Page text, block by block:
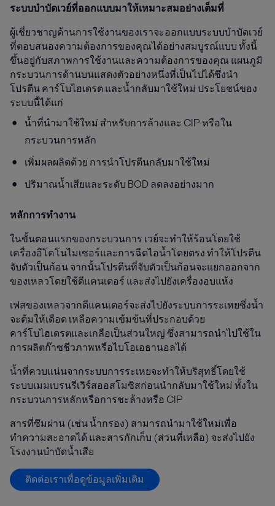
ระบบบำบัดเวย์ที่ออกแบบมาให้เหมาะสมอย่างเต็มที่
ผู้เชี่ยวชาญด้านการใช้งานของเราจะออกแบบระบบบำบัดเวย์
ที่ตอบสนองความต้องการของคุณได้อย่างสมบูรณ์แบบ ทั้งนี้
ขึ้นอยู่กับสภาพการใช้งานและความต้องการของคุณ แผนภูมิ
กระบวนการด้านบนแสดงตัวอย่างหนึ่งที่เป็นไปได้ซึ่งนำ
โปรตีน คาร์โบไฮเดรต และน้ำกลับมาใช้ใหม่ ประโยชน์ของ
ระบบนี้ได้แก่
น้ำที่นำมาใช้ใหม่ สำหรับการล้างและ CIP หรือใน
กระบวนการหลัก
เพิ่มผลผลิตด้วย การนำโปรตีนกลับมาใช้ใหม่
ปริมาณน้ำเสียและระดับ BOD ลดลงอย่างมาก
หลักการทำงาน
ในขั้นตอนแรกของกระบวนการ เวย์จะทำให้ร้อนโดยใช้
เครื่องอีโคโนไมเซอร์และการฉีดไอน้ำโดยตรง ทำให้โปรตีน
จับตัวเป็นก้อน จากนั้นโปรตีนที่จับตัวเป็นก้อนจะแยกออกจาก
ของเหลวโดยใช้ดีแคนเตอร์ และส่งไปยังเครื่องอบแห้ง
เฟสของเหลวจากดีแคนเตอร์จะส่งไปยังระบบการระเหยซึ่งน้ำ
จะต้มให้เดือด เหลือความเข้มข้นที่ประกอบด้วย
คาร์โบไฮเดรตและเกลือเป็นส่วนใหญ่ ซึ่งสามารถนำไปใช้ใน
การผลิตก๊าซชีวภาพหรือไบโอเอธานอลได้
น้ำที่ควบแน่นจากระบบการระเหยจะทำให้บริสุทธิ์โดยใช้
ระบบเมมเบรนรีเวิร์สออสโมซิสก่อนนำกลับมาใช้ใหม่ ทั้งใน
กระบวนการหลักหรือการชะล้างหรือ CIP
สารที่ซึมผ่าน (เช่น น้ำกรอง) สามารถนำมาใช้ใหม่เพื่อ
ทำความสะอาดได้ และสารกักเก็บ (ส่วนที่เหลือ) จะส่งไปยัง
โรงงานบำบัดน้ำเสีย
ติดต่อเราเพื่อดูข้อมูลเพิ่มเติม